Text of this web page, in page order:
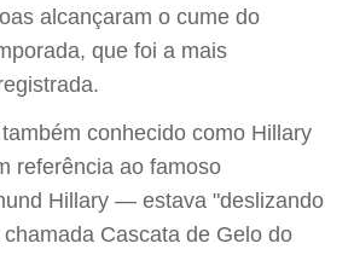
alcançaram o cume do
que foi a mais
conhecido como Hillary
referência ao famoso
Hillary — estava "deslizando
chamada Cascata de Gelo do